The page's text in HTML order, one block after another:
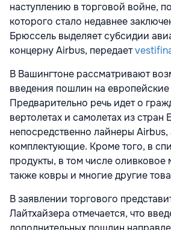
наступлению в торговой войне,
которого стало недавнее
Брюссель выделяет субсидии
концерну Airbus, передает
В Вашингтоне рассматривают
введения пошлин на
Предварительно речь идет о
вертолетах и самолетах из стран
непосредственно лайнеры Airbus,
комплектующие. Кроме того, в
продукты, в том числе
также ковры и многие другие
В заявлении торгового
Лайтхайзера отмечается, что